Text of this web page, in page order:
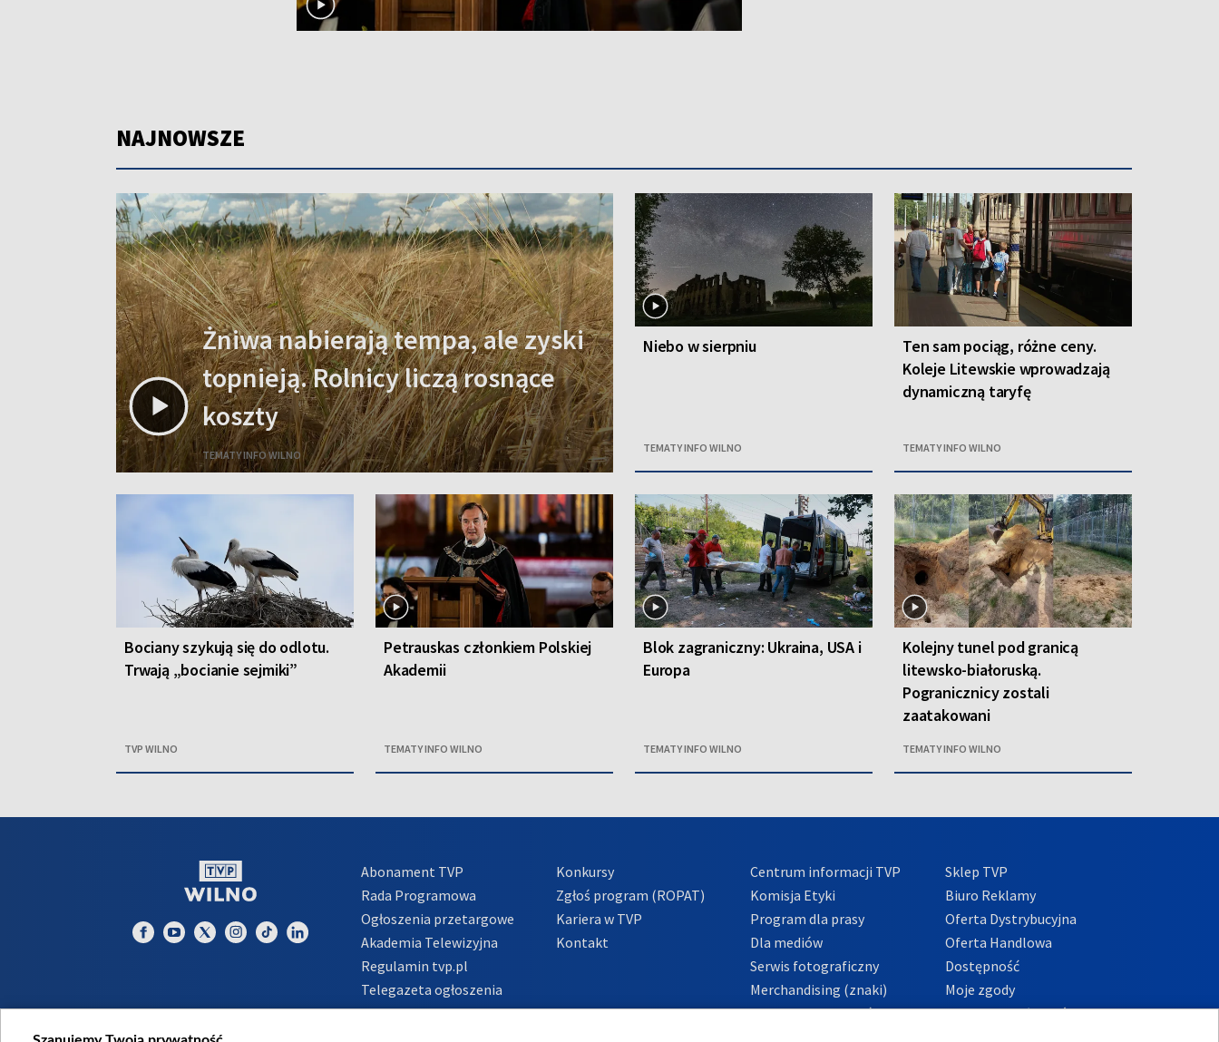
NAJNOWSZE
Żniwa nabierają tempa, ale zyski
topnieją. Rolnicy liczą rosnące
koszty
TEMATY INFO WILNO
Niebo w sierpniu
TEMATY INFO WILNO
Ten sam pociąg, różne ceny.
Koleje Litewskie wprowadzają
dynamiczną taryfę
TEMATY INFO WILNO
Bociany szykują się do odlotu.
Trwają „bocianie sejmiki”
TVP WILNO
Petrauskas członkiem Polskiej
Akademii
TEMATY INFO WILNO
Blok zagraniczny: Ukraina, USA i
Europa
TEMATY INFO WILNO
Kolejny tunel pod granicą
litewsko-białoruską.
Pogranicznicy zostali
zaatakowani
TEMATY INFO WILNO
Abonament TVP
Rada Programowa
Ogłoszenia przetargowe
Akademia Telewizyjna
Regulamin tvp.pl
Telegazeta ogłoszenia
Informacje o nadawcy
Konkursy
Zgłoś program (ROPAT)
Kariera w TVP
Kontakt
Centrum informacji TVP
Komisja Etyki
Program dla prasy
Dla mediów
Serwis fotograficzny
Merchandising (znaki)
Polityka Prywatności
Sklep TVP
Biuro Reklamy
Oferta Dystrybucyjna
Oferta Handlowa
Dostępność
Moje zgody
Procedura zgłoszeń